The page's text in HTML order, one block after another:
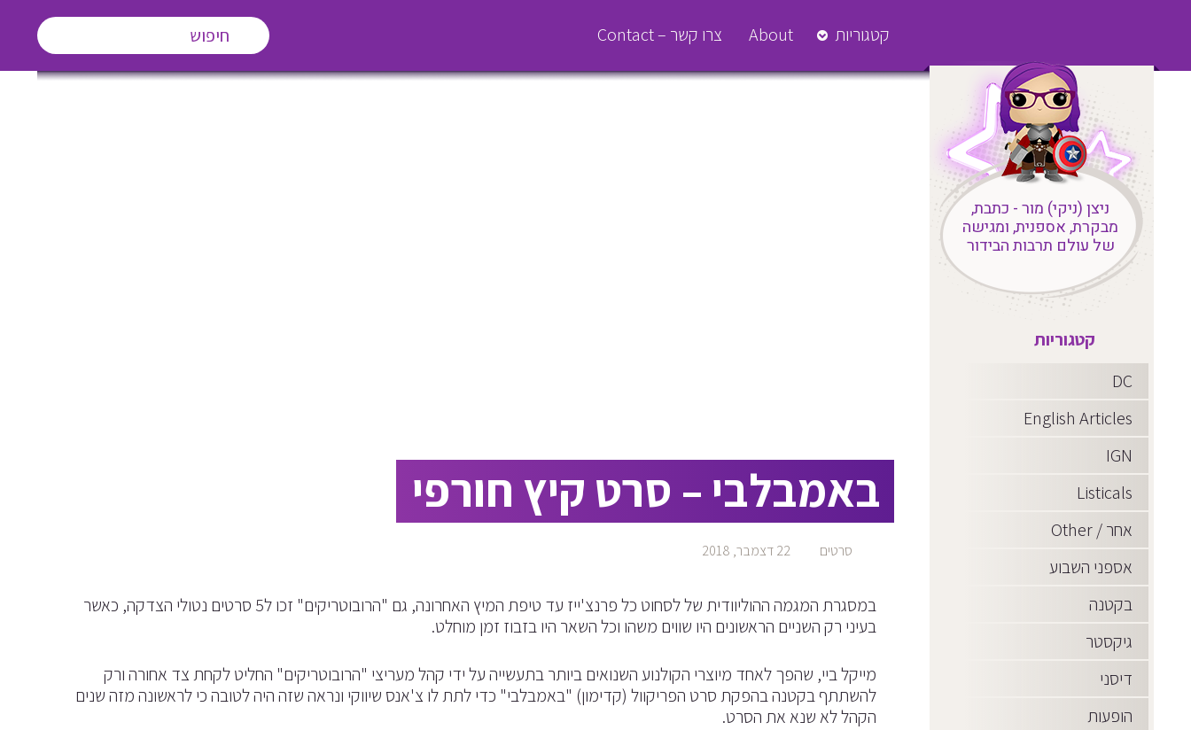
קטגוריות About צרו קשר – Contact
ניצן (ניקי) מור - כתבת,
מבקרת, אספנית, ומגישה
של עולם תרבות הבידור
קטגוריות
DC
English Articles
IGN
Listicals
אחר / Other
אספני השבוע
בקטנה
גיקסטר
דיסני
הופעות
באמבלבי – סרט קיץ חורפי
סרטים 22 דצמבר, 2018
במסגרת המגמה ההוליוודית של לסחוט כל פרנצ'ייז עד טיפת המיץ האחרונה, גם "הרובוטריקים" זכו ל5 סרטים נטולי הצדקה, כאשר
בעיני רק השניים הראשונים היו שווים משהו וכל השאר היו בזבוז זמן מוחלט.
מייקל ביי, שהפך לאחד מיוצרי הקולנוע השנואים ביותר בתעשייה על ידי קהל מעריצי "הרובוטריקים" החליט לקחת צד אחורה ורק
להשתתף בקטנה בהפקת סרט הפריקוול (קדימון) "באמבלבי" כדי לתת לו צ'אנס שיווקי ונראה שזה היה לטובה כי לראשונה מזה שנים
הקהל לא שנא את הסרט.